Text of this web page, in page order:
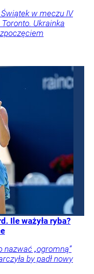
w meczu IV
Ukrainka
Ile ważyła ryba?
nazwać „ogromną”
by padł nowy